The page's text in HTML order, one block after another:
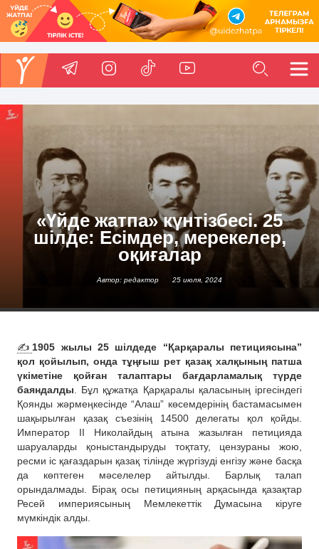
«Үйде жатпа» күнтізбесі. 25
шілде: Есімдер, мерекелер,
оқиғалар
Автор: редактор 25 июля, 2024
✍️1905 жылы 25 шілдеде “Қарқаралы петициясына”
қол қойылып, онда тұңғыш рет қазақ халқының патша
үкіметіне қойған талаптары бағдарламалық түрде
баяндалды. Бұл құжатқа Қарқаралы қаласының іргесіндегі
Қоянды жәрмеңкесінде “Алаш” көсемдерінің бастамасымен
шақырылған қазақ съезінің 14500 делегаты қол қойды.
Император II Николайдың атына жазылған петицияда
шаруаларды қоныстандыруды тоқтату, цензураны жою,
ресми іс қағаздарын қазақ тілінде жүргізуді енгізу және басқа
да көптеген мәселелер айтылды. Барлық талап
орындалмады. Бірақ осы петицияның арқасында қазақтар
Ресей империясының Мемлекеттік Думасына кіруге
мүмкіндік алды.